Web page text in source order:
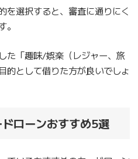
を選択すると、審査に通りにく
た「趣味/娯楽（レジャー、旅
的として借りた方が良いでしょ
ローンおすすめ5選